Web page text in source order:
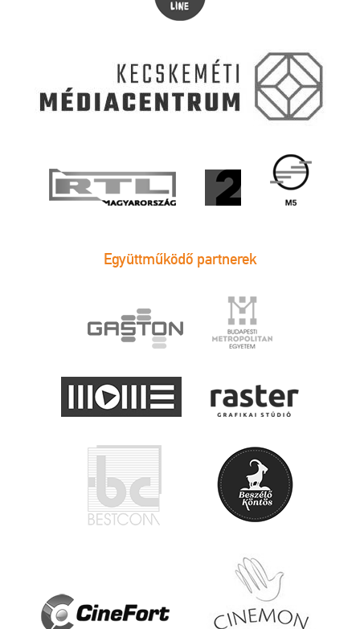
Együttműködő partnerek